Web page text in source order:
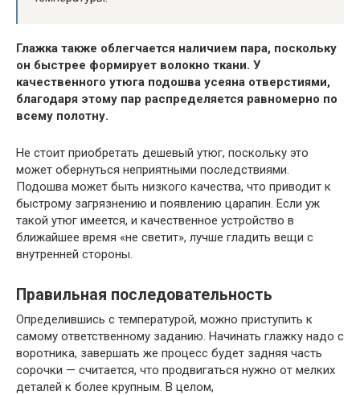
Глажка также облегчается наличием пара, поскольку
он быстрее формирует волокно ткани. У
качественного утюга подошва усеяна отверстиями,
благодаря этому пар распределяется равномерно по
всему полотну.
Не стоит приобретать дешевый утюг, поскольку это
может обернуться неприятными последствиями.
Подошва может быть низкого качества, что приводит к
быстрому загрязнению и появлению царапин. Если уж
такой утюг имеется, и качественное устройство в
ближайшее время «не светит», лучше гладить вещи с
внутренней стороны.
Правильная последовательность
Определившись с температурой, можно приступить к
самому ответственному заданию. Начинать глажку надо с
воротника, завершать же процесс будет задняя часть
сорочки — считается, что продвигаться нужно от мелких
деталей к более крупным. В целом,